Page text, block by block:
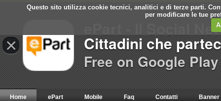
Questo sito utilizza cookie tecnici, analitici e di terze parti.
per modificare le tue
Home ePart Mobile Faq Contatti Banner
×
ePart - Il Social
Cittadini che
Free on Google Play